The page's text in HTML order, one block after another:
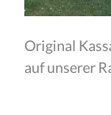
Original
auf unserer